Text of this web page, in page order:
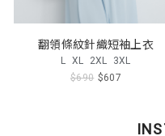
翻領條紋針織短袖上衣
L XL 2XL 3XL
$690 $607